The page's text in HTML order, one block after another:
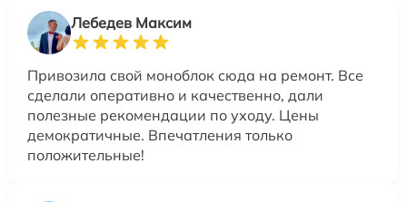
Лебедев Максим
Привозила свой моноблок сюда на ремонт. Все
сделали оперативно и качественно, дали
полезные рекомендации по уходу. Цены
демократичные. Впечатления только
положительные!